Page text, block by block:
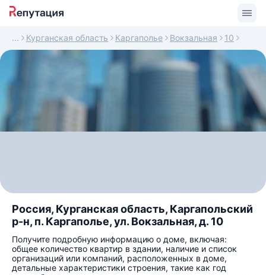
Курганская область Каргаполье Вокзальная 10
Россия, Курганская область, Каргапольский
р-н, п. Каргаполье, ул. Вокзальная, д. 10
Получите подробную информацию о доме, включая:
общее количество квартир в здании, наличие и список
организаций или компаний, расположенных в доме,
детальные характеристики строения, такие как год